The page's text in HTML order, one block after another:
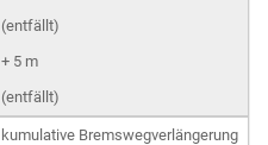
(entfällt)
+ 5 m
(entfällt)
kumulative Bremswegverlängerung